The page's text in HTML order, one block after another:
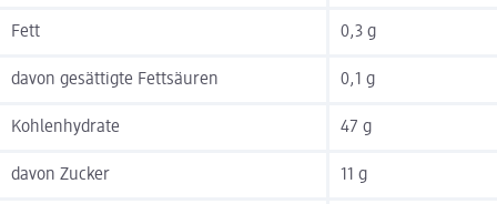
Fett 0,3 g
davon gesättigte Fettsäuren 0,1 g
Kohlenhydrate 47 g
davon Zucker 11 g